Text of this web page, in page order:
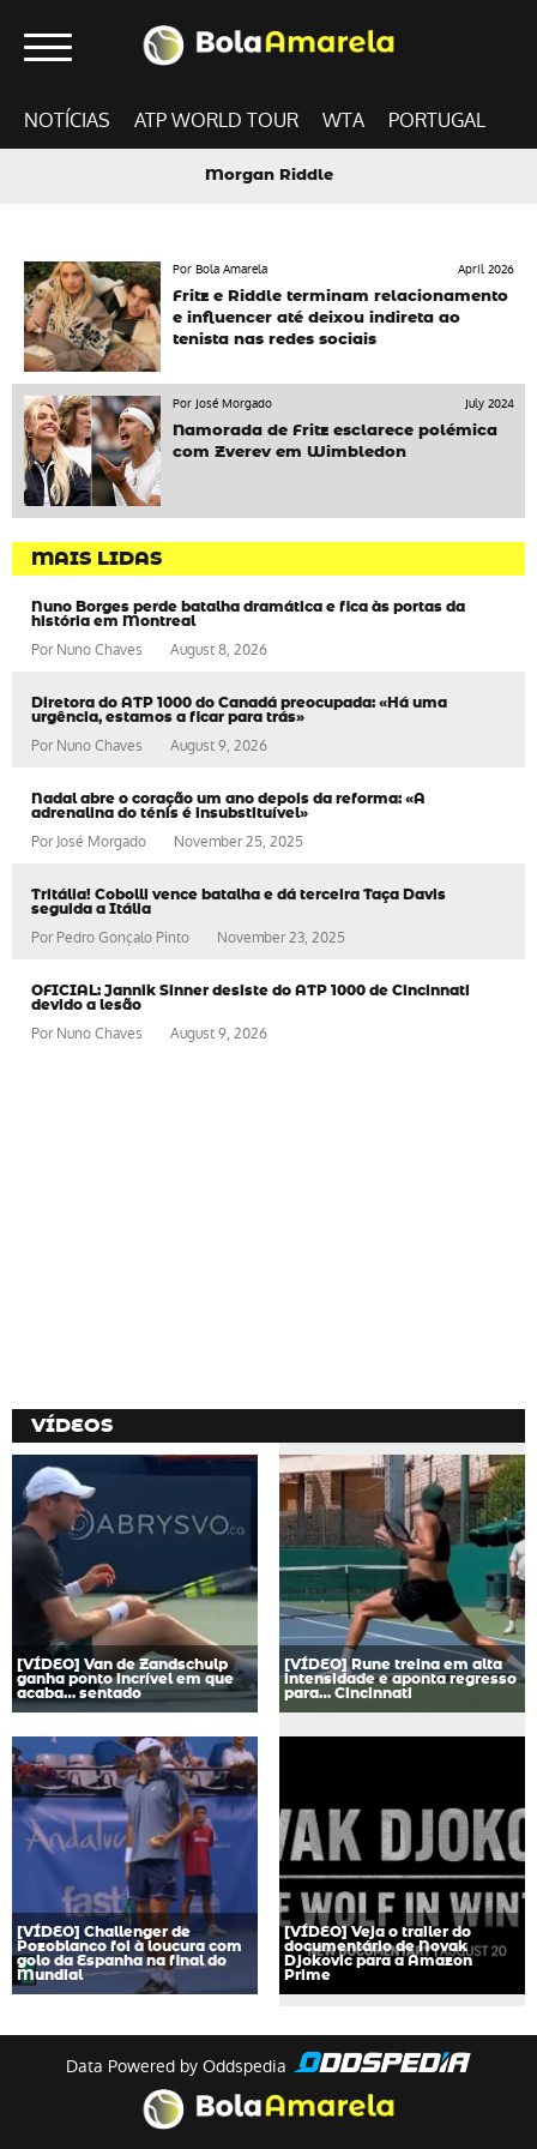
NOTÍCIAS ATP WORLD TOUR WTA PORTUGAL
Morgan Riddle
Por Bola Amarela
April 2026
Fritz e Riddle terminam relacionamento
e influencer até deixou indireta ao
tenista nas redes sociais
Por José Morgado
July 2024
Namorada de Fritz esclarece polémica
com Zverev em Wimbledon
MAIS LIDAS
Nuno Borges perde batalha dramática e fica às portas da
história em Montreal
PorNuno Chaves August 8, 2026
Diretora do ATP 1000 do Canadá preocupada: «Há uma
urgência, estamos a ficar para trás»
Por Nuno Chaves August 9, 2026
Nadal abre o coração um ano depois da reforma: «A
adrenalina do ténis é insubstituível»
PorJosé Morgado November 25, 2025
Tritália! Cobolli vence batalha e dá terceira Taça Davis
seguida a Itália
Por Pedro Gonçalo Pinto November 23, 2025
OFICIAL: Jannik Sinner desiste do ATP 1000 de Cincinnati
devido a lesão
PorNuno Chaves August 9, 2026
VÍDEOS
[VÍDEO] Van de Zandschulp
ganha ponto incrível em que
acaba… sentado
[VÍDEO] Rune treina em alta
intensidade e aponta regresso
para… Cincinnati
[VÍDEO] Challenger de
Pozoblanco foi à loucura com
golo da Espanha na final do
Mundial
[VÍDEO] Veja o trailer do
documentário de Novak
Djokovic para a Amazon
Prime
Data Powered by Oddspedia